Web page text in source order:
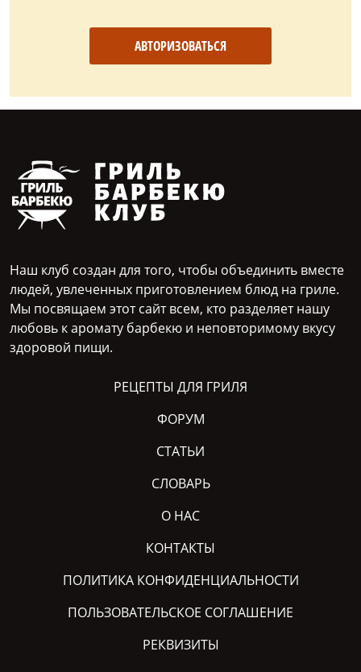
АВТОРИЗОВАТЬСЯ
Наш клуб создан для того, чтобы объединить вместе
людей, увлеченных приготовлением блюд на гриле.
Мы посвящаем этот сайт всем, кто разделяет нашу
любовь к аромату барбекю и неповторимому вкусу
здоровой пищи.
РЕЦЕПТЫ ДЛЯ ГРИЛЯ
ФОРУМ
СТАТЬИ
СЛОВАРЬ
О НАС
КОНТАКТЫ
ПОЛИТИКА КОНФИДЕНЦИАЛЬНОСТИ
ПОЛЬЗОВАТЕЛЬСКОЕ СОГЛАШЕНИЕ
РЕКВИЗИТЫ